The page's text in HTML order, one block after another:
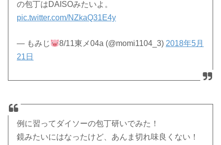
の包丁はDAISOみたいよ。
pic.twitter.com/NZkaQ31E4y
— もみじ 8/11東メ04a (@momi1104_3) 2018年5月
21日
例に習ってダイソーの包丁研いでみた！
鏡みたいにはなったけど、あんま切れ味良くない！